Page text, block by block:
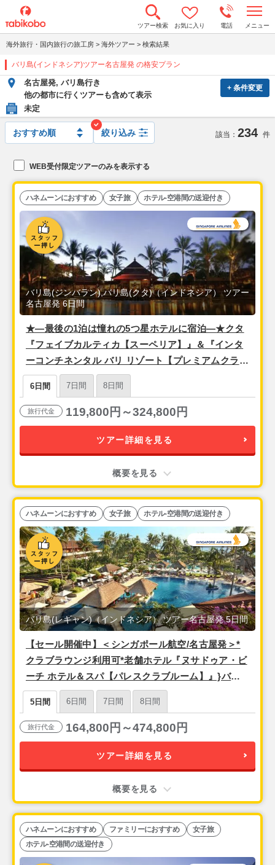
ツアー検索 お気に入り 電話 メニュー
o
n
a
v
t
海外旅行・国内旅行の旅工房 > 海外ツアー > 検索結果
バリ島(インドネシア)ツアー名古屋発 の格安プラン
+ 条件変更
名古屋発, バリ島行き
他の都市に行くツアーも含めて表示
未定
絞り込み 該当： 234 件
WEB受付限定ツアーのみを表示する
★―最後の1泊は憧れの5つ星ホテルに宿泊―★クタ
『フェイブカルティカ【スーペリア】』＆『インタ
ーコンチネンタル バリ リゾート【プレミアムクラブ
ラウンジガーデンビュー】』＜シンガポール航空/名
古屋発＞バリ島6日間
バリ島(ジンバラン),バリ島(クタ)（インドネシア） ツアー
名古屋発 6日間
ハネムーンにおすすめ 女子旅 ホテル-空港間の送迎付き
6日間 7日間 8日間
旅行代金 119,800円～324,800円
ツアー詳細を見る
概要を見る
【セール開催中】＜シンガポール航空/名古屋発＞*
クラブラウンジ利用可*老舗ホテル『ヌサドゥア・ビ
ーチ ホテル＆スパ【パレスクラブルーム】』}バリ
島5日間
バリ島(レギャン)（インドネシア） ツアー名古屋発 5日間
ハネムーンにおすすめ 女子旅 ホテル-空港間の送迎付き
5日間 6日間 7日間 8日間
旅行代金 164,800円～474,800円
ツアー詳細を見る
概要を見る
ハネムーンにおすすめ ファミリーにおすすめ
女子旅
ホテル-空港間の送迎付き